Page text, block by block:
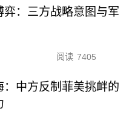
弈：三方战略意图与军
阅读 7405
：中方反制菲美挑衅的